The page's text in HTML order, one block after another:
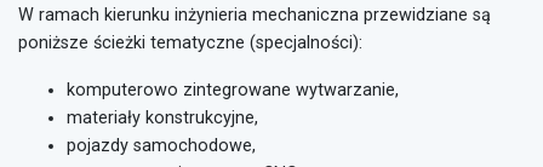
W ramach kierunku inżynieria mechaniczna przewidziane są
poniższe ścieżki tematyczne (specjalności):
komputerowo zintegrowane wytwarzanie,
materiały konstrukcyjne,
pojazdy samochodowe,